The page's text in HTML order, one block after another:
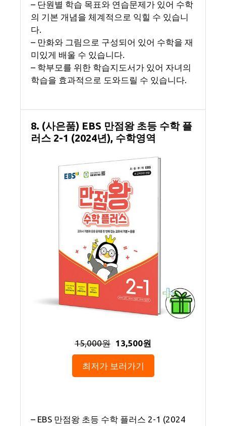
– 단원별 학습 목표와 연습문제가 있어 수학
의 기본 개념을 체계적으로 익힐 수 있습니
다.
– 만화와 그림으로 구성되어 있어 수학을 재
미있게 배울 수 있습니다.
– 학부모를 위한 학습지도서가 있어 자녀의
학습을 효과적으로 도와드릴 수 있습니다.
8. (사은품) EBS 만점왕 초등 수학 플
러스 2-1 (2024년), 수학영역
15,000원 13,500원
최저가 보러가기
– EBS 만점왕 초등 수학 플러스 2-1 (2024